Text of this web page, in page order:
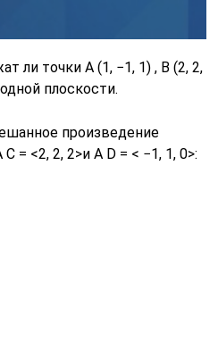
ли точки A (1, −1, 1) , B (2, 2,
плоскости.
произведение
= <2, 2, 2>и A D = < −1, 1, 0>: